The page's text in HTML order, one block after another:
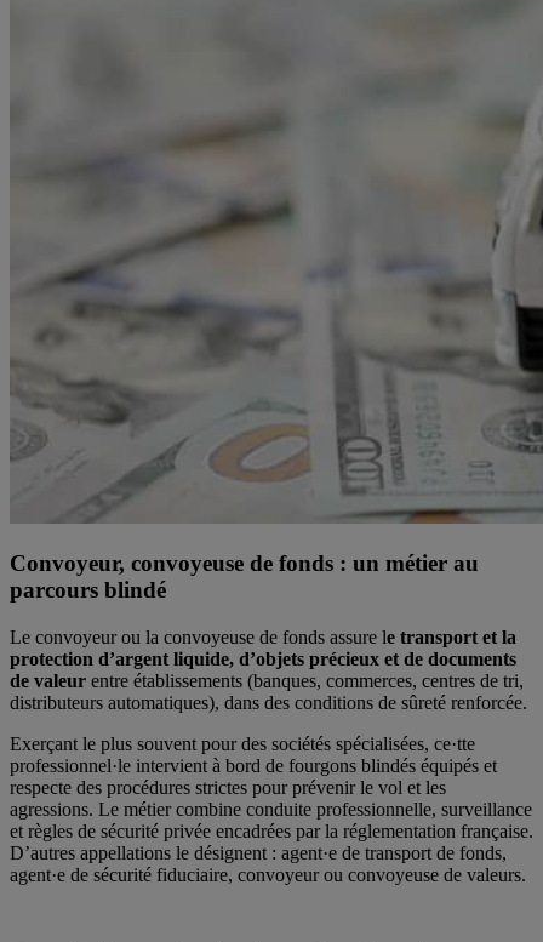
Convoyeur, convoyeuse de fonds : un métier au
parcours blindé
Le convoyeur ou la convoyeuse de fonds assure le transport et la
protection d’argent liquide, d’objets précieux et de documents
de valeur entre établissements (banques, commerces, centres de tri,
distributeurs automatiques), dans des conditions de sûreté renforcée.
Exerçant le plus souvent pour des sociétés spécialisées, ce·tte
professionnel·le intervient à bord de fourgons blindés équipés et
respecte des procédures strictes pour prévenir le vol et les
agressions. Le métier combine conduite professionnelle, surveillance
et règles de sécurité privée encadrées par la réglementation française.
D’autres appellations le désignent : agent·e de transport de fonds,
agent·e de sécurité fiduciaire, convoyeur ou convoyeuse de valeurs.